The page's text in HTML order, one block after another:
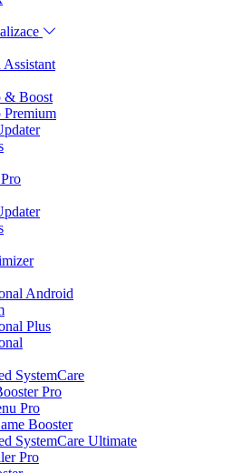
& Boost
Premium
Android
Plus
SystemCare
Pro
Pro
Booster
SystemCare Ultimate
Pro